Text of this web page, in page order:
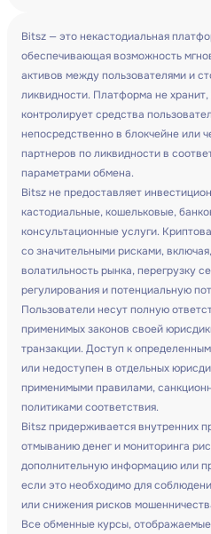
Bitsz — это некастодиальная
обеспечивающая возможность
активов между пользователями и
ликвидности. Платформа не
контролирует средства
непосредственно в блокчейне или
партнеров по ликвидности в
параметрами обмена.
Bitsz не предоставляет
кастодиальные, кошельковые,
консультационные услуги.
со значительными рисками,
волатильность рынка, перегрузку
регулирования и потенциальную
Пользователи несут полную
применимых законов своей
транзакции. Доступ к
или недоступен в отдельных
применимыми правилами,
политиками соответствия.
Bitsz придерживается внутренних
отмыванию денег и мониторинга
дополнительную информацию или
если это необходимо для
или снижения рисков
Все обменные курсы,